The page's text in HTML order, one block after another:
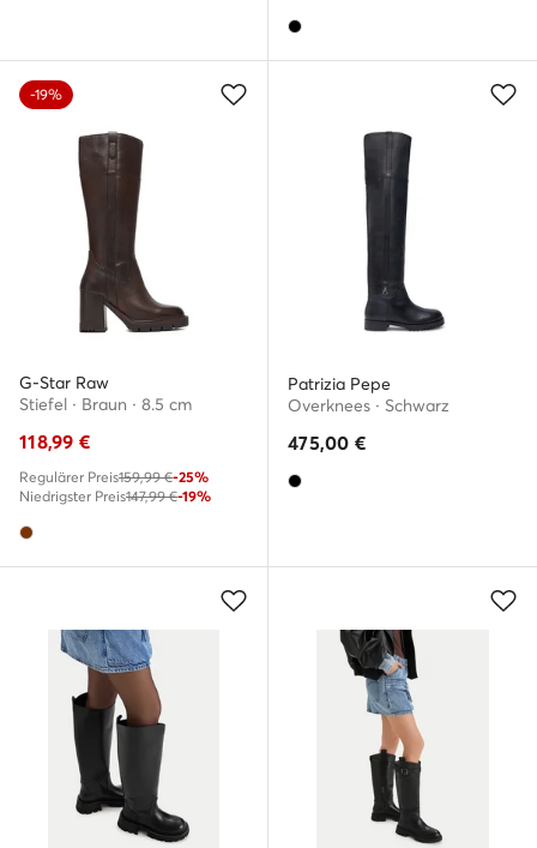
-19%
G-Star Raw
Stiefel · Braun · 8.5 cm
118,99 €
Regulärer Preis159,99 €-25%
Niedrigster Preis147,99 €-19%
Patrizia Pepe
Overknees · Schwarz
475,00 €